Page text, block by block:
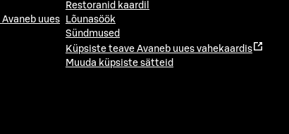
Avaneb uues
Restoranid kaardil
Lõunasöök
Sündmused
Küpsiste teave Avaneb uues vahekaardis
Muuda küpsiste sätteid